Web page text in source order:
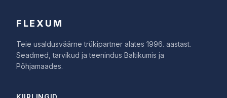
FLEXUM
Teie usaldusväärne trükipartner alates 1996. aastast.
Seadmed, tarvikud ja teenindus Baltikumis ja
Põhjamaades.